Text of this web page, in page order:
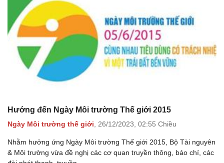
Hướng đến Ngày Môi trường Thế giới 2015
Ngày Môi trường thế giới, 26/12/2023, 02:55 Chiều
Nhằm hưởng ứng Ngày Môi trường Thế giới 2015, Bộ Tài nguyên
& Môi trường vừa đề nghị các cơ quan truyền thông, báo chí, các